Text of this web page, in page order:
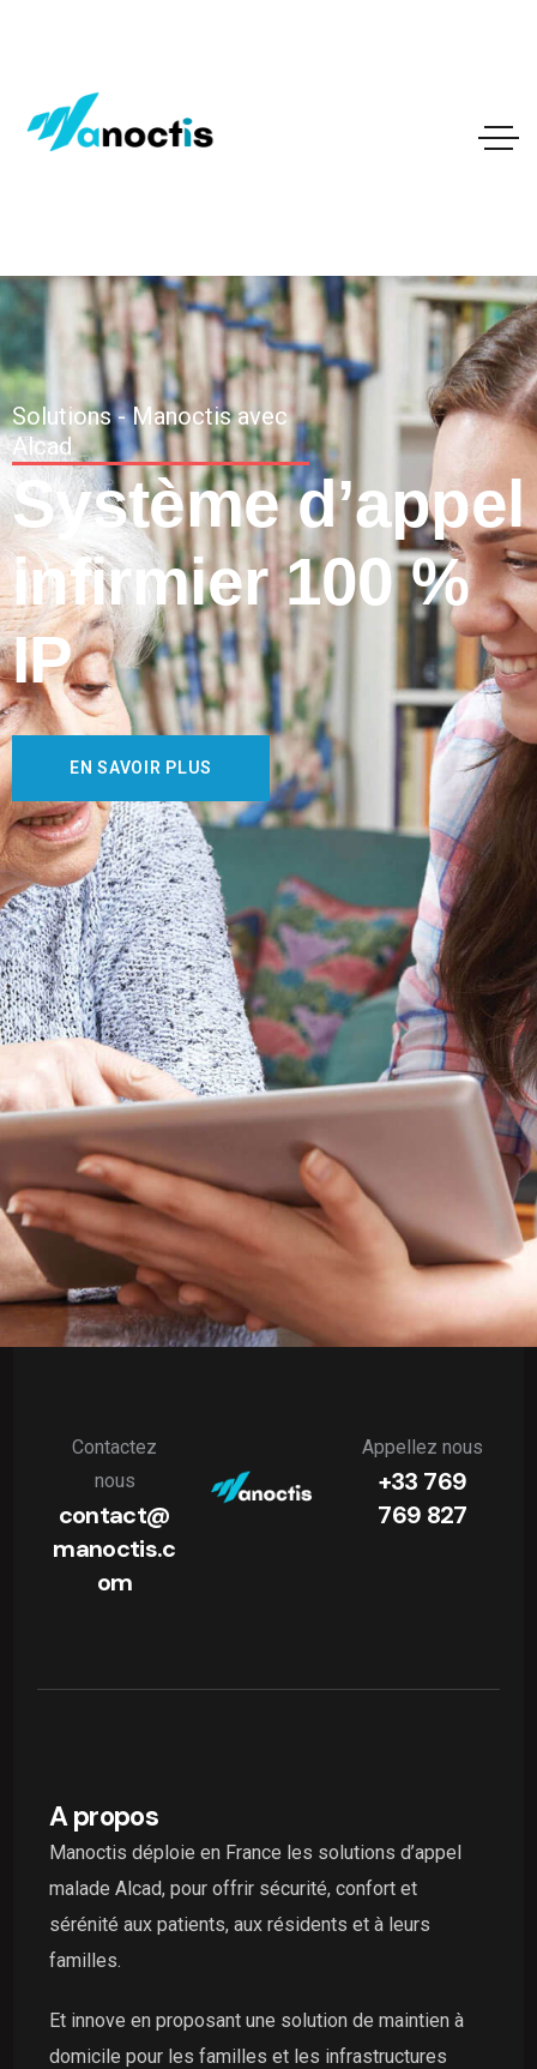
Solutions - Manoctis avec
Alcad
Système d’appel
infirmier 100 %
IP
EN SAVOIR PLUS
Contactez
nous
contact@
manoctis.c
om
Appellez nous
+33 769
769 827
A propos
Manoctis déploie en France les solutions d’appel
malade Alcad, pour offrir sécurité, confort et
sérénité aux patients, aux résidents et à leurs
familles.
Et innove en proposant une solution de maintien à
domicile pour les familles et les infrastructures